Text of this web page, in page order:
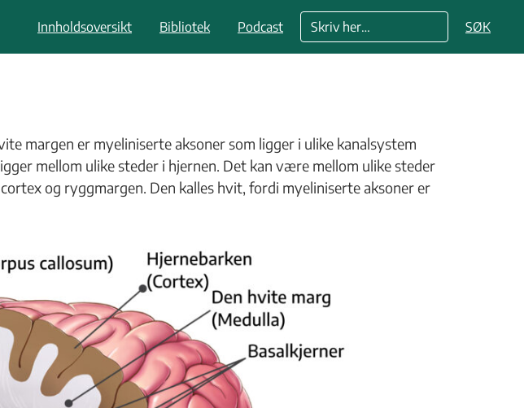
Innholdsoversikt Bibliotek Podcast SØK
margen er myeliniserte aksoner som ligger i ulike kanalsystem
mellom ulike steder i hjernen. Det kan være mellom ulike steder
og ryggmargen. Den kalles hvit, fordi myeliniserte aksoner er